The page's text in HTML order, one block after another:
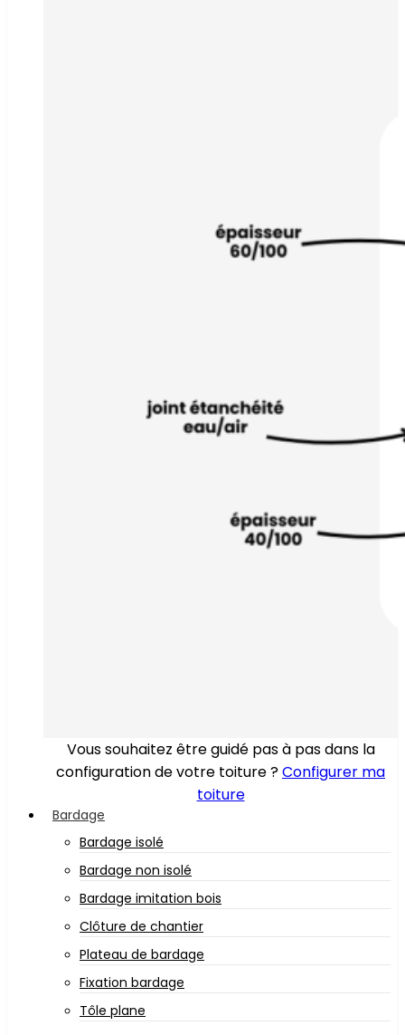
Vous souhaitez être guidé pas à pas dans la
configuration de votre toiture ?Configurer ma
toiture
Bardage
Bardage isolé
Bardage non isolé
Bardage imitation bois
Clôture de chantier
Plateau de bardage
Fixation bardage
Tôle plane